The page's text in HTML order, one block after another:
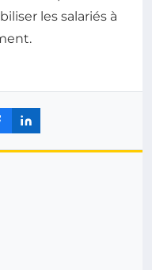
les salariés à